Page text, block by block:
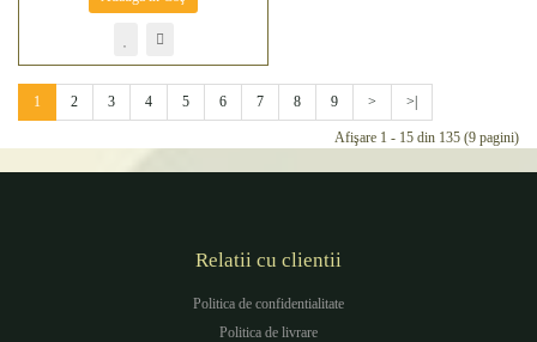
1 2 3 4 5 6 7 8 9 > >|
Afişare 1 - 15 din 135 (9 pagini)
Relatii cu clientii
Politica de confidentialitate
Politica de livrare